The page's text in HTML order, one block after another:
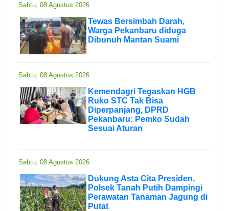
Sabtu, 08 Agustus 2026
Tewas Bersimbah Darah,
Warga Pekanbaru diduga
Dibunuh Mantan Suami
Sabtu, 08 Agustus 2026
Kemendagri Tegaskan HGB
Ruko STC Tak Bisa
Diperpanjang, DPRD
Pekanbaru: Pemko Sudah
Sesuai Aturan
Sabtu, 08 Agustus 2026
Dukung Asta Cita Presiden,
Polsek Tanah Putih Dampingi
Perawatan Tanaman Jagung di
Putat